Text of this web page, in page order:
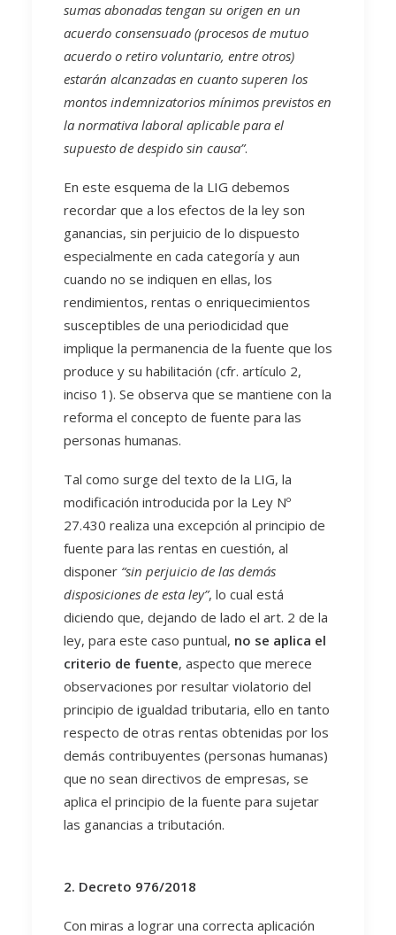
sumas abonadas tengan su origen en un
acuerdo consensuado (procesos de mutuo
acuerdo o retiro voluntario, entre otros)
estarán alcanzadas en cuanto superen los
montos indemnizatorios mínimos previstos en
la normativa laboral aplicable para el
supuesto de despido sin causa”.
En este esquema de la LIG debemos
recordar que a los efectos de la ley son
ganancias, sin perjuicio de lo dispuesto
especialmente en cada categoría y aun
cuando no se indiquen en ellas, los
rendimientos, rentas o enriquecimientos
susceptibles de una periodicidad que
implique la permanencia de la fuente que los
produce y su habilitación (cfr. artículo 2,
inciso 1). Se observa que se mantiene con la
reforma el concepto de fuente para las
personas humanas.
Tal como surge del texto de la LIG, la
modificación introducida por la Ley Nº
27.430 realiza una excepción al principio de
fuente para las rentas en cuestión, al
disponer “sin perjuicio de las demás
disposiciones de esta ley”, lo cual está
diciendo que, dejando de lado el art. 2 de la
ley, para este caso puntual, no se aplica el
criterio de fuente, aspecto que merece
observaciones por resultar violatorio del
principio de igualdad tributaria, ello en tanto
respecto de otras rentas obtenidas por los
demás contribuyentes (personas humanas)
que no sean directivos de empresas, se
aplica el principio de la fuente para sujetar
las ganancias a tributación.
2. Decreto 976/2018
Con miras a lograr una correcta aplicación